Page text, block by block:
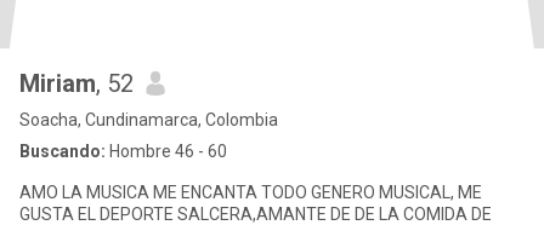
Miriam, 52
Soacha, Cundinamarca, Colombia
Buscando: Hombre 46 - 60
AMO LA MUSICA ME ENCANTA TODO GENERO MUSICAL, ME
GUSTA EL DEPORTE SALCERA,AMANTE DE DE LA COMIDA DE